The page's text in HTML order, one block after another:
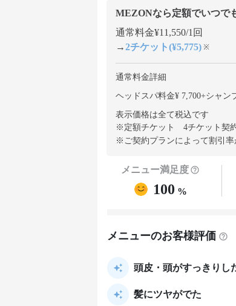
MEZONなら定額でいつで
通常料金¥11,550/1回
→2チケット(¥5,775) ※
通常料金詳細
ヘッドスパ料金¥ 7,700+シャン
表示価格は全て税込です
※定額チケット 4チケット契
※ご契約プランによって割引率
メニュー満足度
100 %
メニューのお客様評価
頭皮・頭がすっきりし
髪にツヤがでた